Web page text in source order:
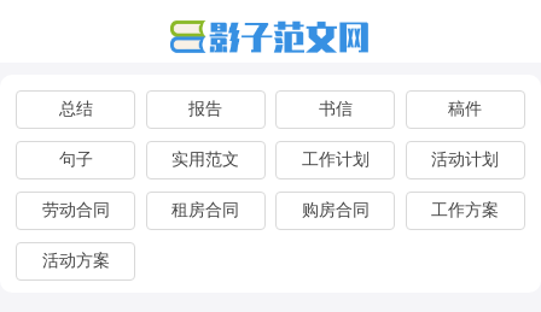
总结 报告 书信 稿件
句子 实用范文 工作计划 活动计划
劳动合同 租房合同 购房合同 工作方案
活动方案